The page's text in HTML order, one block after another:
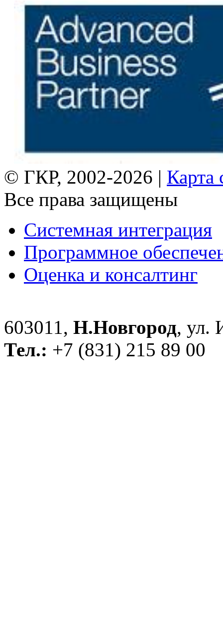
© ГКР, 2002-2026 | Карта
Все права защищены
Системная интеграция
Программное
Оценка и консалтинг
603011, Н.Новгород, ул.
Тел.: +7 (831) 215 89 00